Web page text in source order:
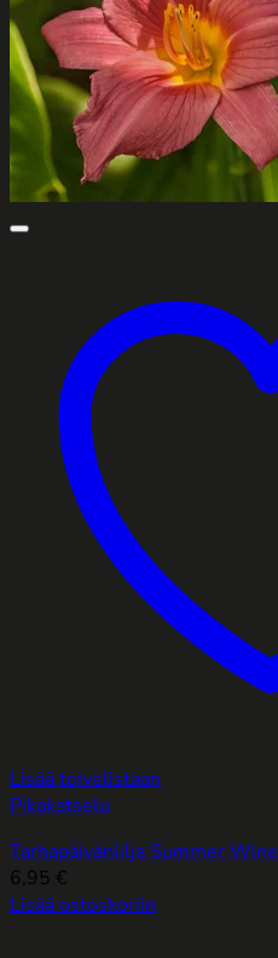
Lisää toivelistaan
Pikakatselu
Tarhapäivänlilja Summer Wine
6,95 €
Lisää ostoskoriin